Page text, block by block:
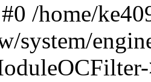
/home/
system/